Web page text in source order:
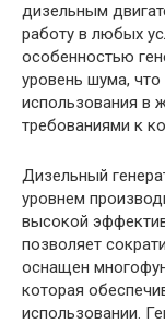
дизельным
работу в любых
особенностью
уровень шума,
использования в
требованиями к
Дизельный
уровнем
высокой
позволяет
оснащен
которая
использовании.